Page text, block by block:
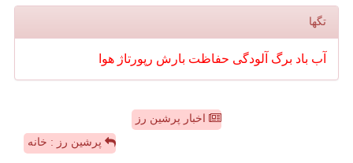
تگها
آب باد برگ آلودگی حفاظت بارش رپورتاژ هوا
اخبار پرشین رز
پرشین رز : خانه